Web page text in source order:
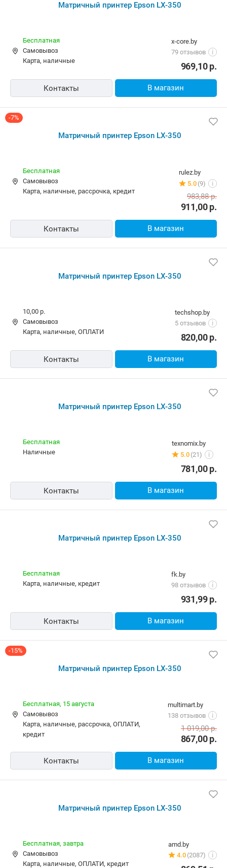
Матричный принтер Epson LX-350
x-core.by
79 отзывов
i
Бесплатная
Самовывоз
карта, наличные
969,10р.
Контакты В магазин
-7%
Матричный принтер Epson LX-350
rulez.by
5.0 (9) i
Бесплатная
Самовывоз
карта, наличные, рассрочка, кредит
911,00р.
983,88р.
Контакты В магазин
Матричный принтер Epson LX-350
techshop.by
5 отзывов
i
10,00 р.
Самовывоз
карта, наличные, ОПЛАТИ
820,00р.
Контакты В магазин
Матричный принтер Epson LX-350
texnomix.by
5.0 (21) i
Бесплатная
наличные
781,00р.
Контакты В магазин
Матричный принтер Epson LX-350
fk.by
98 отзывов
i
Бесплатная
карта, наличные, кредит
931,99р.
Контакты В магазин
-15%
Матричный принтер Epson LX-350
multimart.by
138 отзывов
i
Бесплатная, 15 августа
Самовывоз
карта, наличные, рассрочка, ОПЛАТИ,
кредит
867,00р.
1 019,00р.
Контакты В магазин
Матричный принтер Epson LX-350
amd.by
4.0 (2087) i
Бесплатная, завтра
Самовывоз
карта, наличные, ОПЛАТИ, кредит